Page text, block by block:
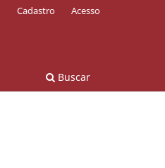
Buscar
Cadastro Acesso